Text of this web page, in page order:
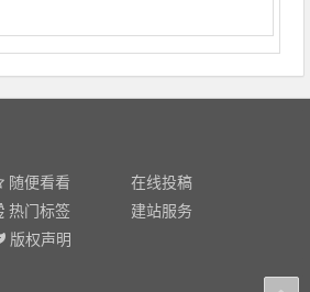
随便看看
在线投稿
热门标签
建站服务
版权声明